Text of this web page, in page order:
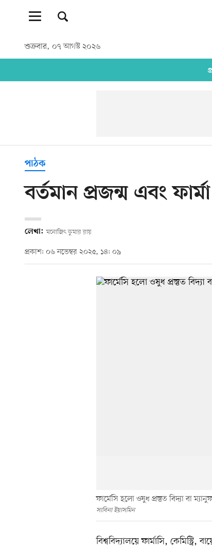
শুক্রবার, ০৭ আগস্ট ২০২৬
পাঠক
বর্তমান প্রজন্ম এবং
লেখা: মনোজিৎ কুমার রায়
প্রকাশ: ০৬ নভেম্বর ২০২৫, ১৪: ০৯
ফার্মেসি হলো ওষুধ প্রস্তুত বিদ্যা বা
সাবিনা ইয়াসমিন
বিশ্ববিদ্যালয়ে ফার্মাসি,